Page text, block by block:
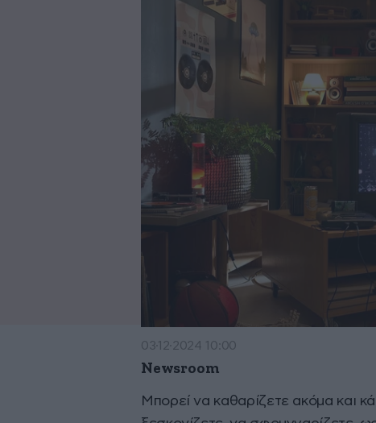
03·12·2024 10:00
Newsroom
Mπορεί να καθαρίζετε ακόμα και